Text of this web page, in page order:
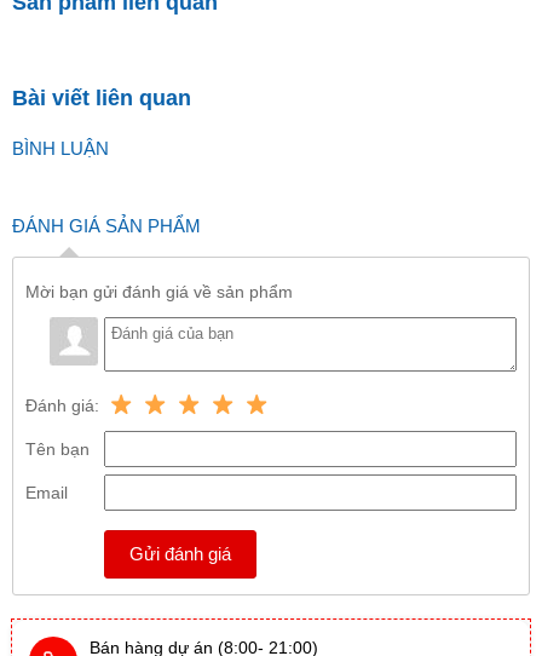
Bài viết liên quan
BÌNH LUẬN
ĐÁNH GIÁ SẢN PHẨM
Mời bạn gửi đánh giá về sản phẩm
Đánh giá:
Tên bạn
Email
Gửi đánh giá
Bán hàng dự án (8:00- 21:00)